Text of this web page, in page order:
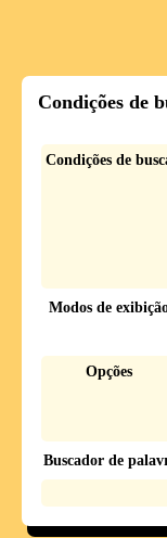
Condições de
Condições de
Modos de
Opções
Buscador de